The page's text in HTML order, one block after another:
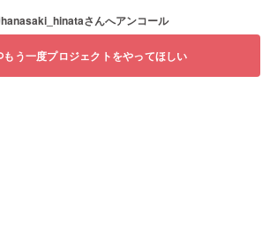
hanasaki_hinataさんへアンコール
もう一度プロジェクトをやってほしい